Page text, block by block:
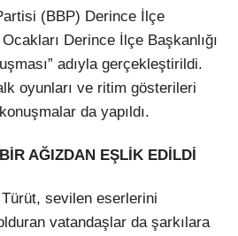
(BBP) Derince İlçe
Derince İlçe Başkanlığı
adıyla gerçekleştirildi.
oyunları ve ritim gösterileri
da yapıldı.
AĞIZDAN EŞLİK EDİLDİ
sevilen eserlerini
vatandaşlar da şarkılara